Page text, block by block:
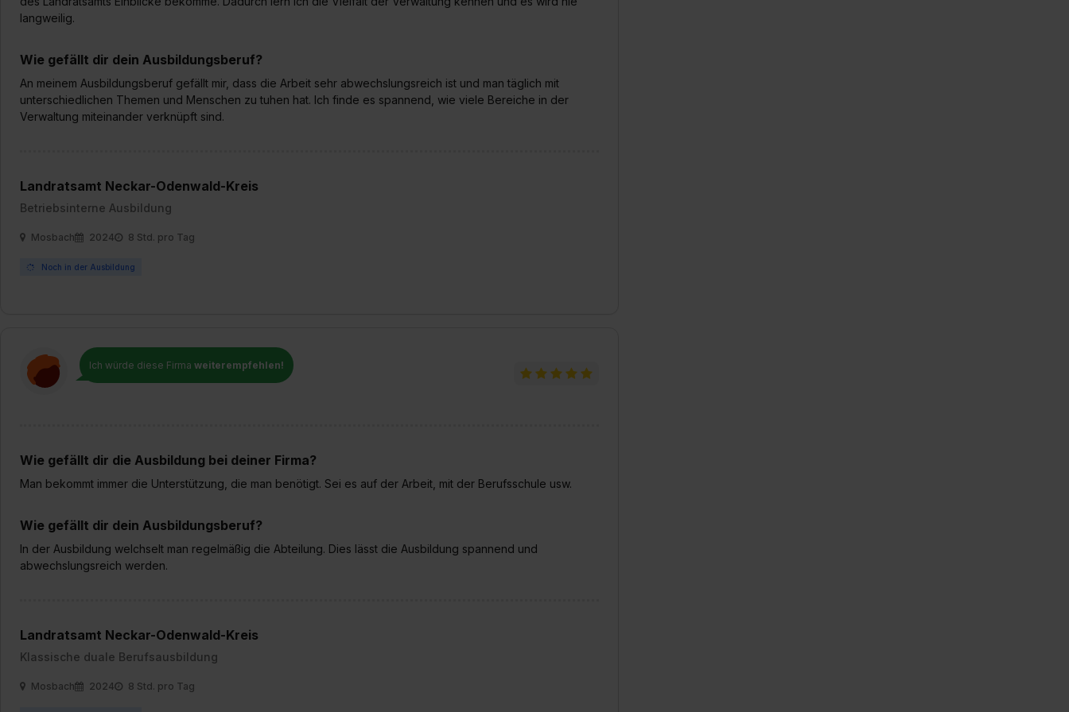
langweilig.
Wie gefällt dir dein Ausbildungsberuf?
An meinem Ausbildungsberuf gefällt mir, dass die Arbeit sehr abwechslungsreich ist und man täglich mit
unterschiedlichen Themen und Menschen zu tuhen hat. Ich finde es spannend, wie viele Bereiche in der
Verwaltung miteinander verknüpft sind.
Landratsamt Neckar-Odenwald-Kreis
Betriebsinterne Ausbildung
Mosbach 2024 8 Std. pro Tag
Noch in der Ausbildung
Ich würde diese Firma weiterempfehlen!
Wie gefällt dir die Ausbildung bei deiner Firma?
Man bekommt immer die Unterstützung, die man benötigt. Sei es auf der Arbeit, mit der Berufsschule usw.
Wie gefällt dir dein Ausbildungsberuf?
In der Ausbildung welchselt man regelmäßig die Abteilung. Dies lässt die Ausbildung spannend und
abwechslungsreich werden.
Landratsamt Neckar-Odenwald-Kreis
Klassische duale Berufsausbildung
Mosbach 2024 8 Std. pro Tag